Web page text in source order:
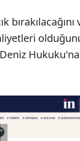
Hukuku'na